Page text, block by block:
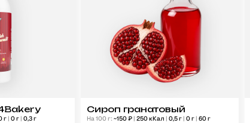
г | 0г | 0,3г
Сироп гранатовый
На 100 г: ~150₽ | 250кКал | 0,5г | 0г | 60г